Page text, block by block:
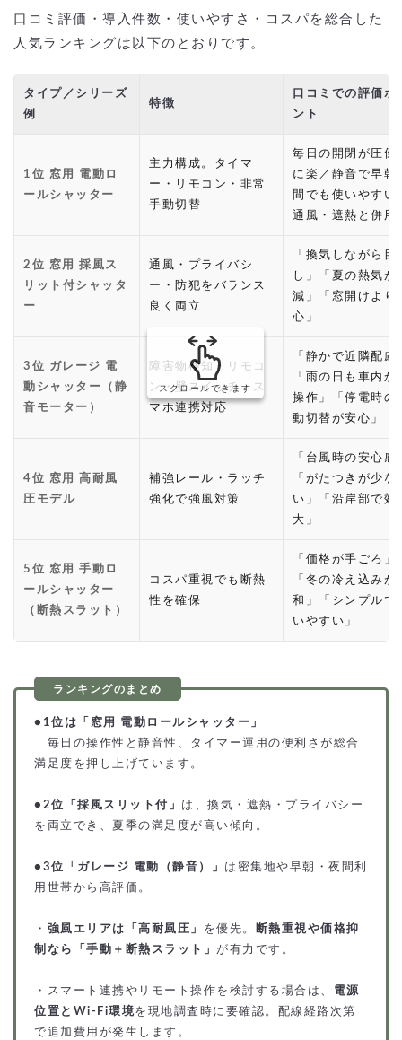
口コミ評価・導入件数・使いやすさ・コスパを総合した
人気ランキングは以下のとおりです。
タイプ／シリーズ
例
特徴
口コミでの評価ポ
ント
1位 窓用 電動ロ
ールシャッター
主力構成。タイマ
ー・リモコン・非常
手動切替
毎日の開閉が圧倒
に楽／静音で早朝
間でも使いやすい
通風・遮熱と併用
2位 窓用 採風ス
リット付シャッタ
ー
通風・プライバシ
ー・防犯をバランス
良く両立
「換気しながら目
し」「夏の熱気が
減」「窓開けより
心」
3位 ガレージ 電
動シャッター（静
音モーター）
障害物検知・リモコ
ン・壁スイッチ・ス
マホ連携対応
「静かで近隣配慮
「雨の日も車内か
操作」「停電時の
動切替が安心」
4位 窓用 高耐風
圧モデル
補強レール・ラッチ
強化で強風対策
「台風時の安心感
「がたつきが少な
い」「沿岸部で効
大」
5位 窓用 手動ロ
ールシャッター
（断熱スラット）
コスパ重視でも断熱
性を確保
「価格が手ごろ」
「冬の冷え込みが
和」「シンプルで
いやすい」
スクロールできます
● 1位は「窓用 電動ロールシャッター」
毎日の操作性と静音性、タイマー運用の便利さが総合
満足度を押し上げています。
● 2位「採風スリット付」 は、換気・遮熱・プライバシー
を両立でき、夏季の満足度が高い傾向。
● 3位「ガレージ 電動（静音）」 は密集地や早朝・夜間利
用世帯から高評価。
・ 強風エリアは「高耐風圧」 を優先。
断熱重視や価格抑
制なら「手動＋断熱スラット」 が有力です。
・スマート連携やリモート操作を検討する場合は、
電源
位置とWi-Fi環境を現地調査時に要確認。配線経路次第
で追加費用が発生します。